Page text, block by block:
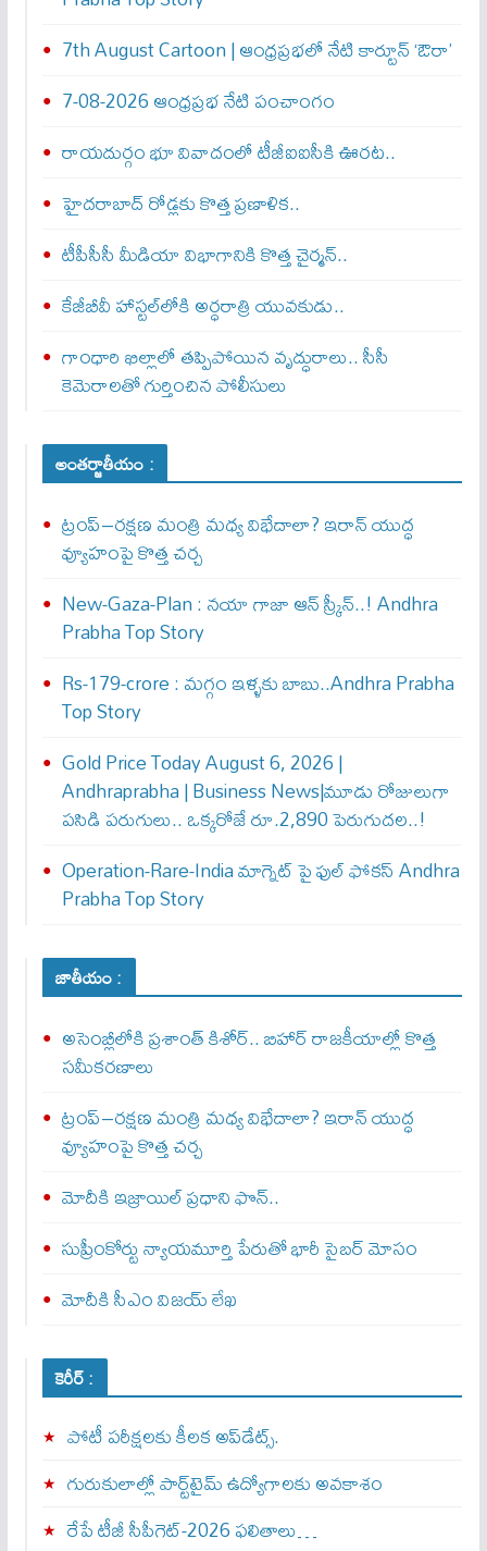
7th August Cartoon | ఆంధ్రప్రభలో నేటి కార్టూన్ ‘ఔరా’
7-08-2026 ఆంధ్రప్రభ నేటి పంచాంగం
రాయదుర్గం భూ వివాదంలో టీజీఐఐసీకి ఊరట..
హైదరాబాద్ రోడ్లకు కొత్త ప్రణాళిక..
టీపీసీసీ మీడియా విభాగానికి కొత్త చైర్మన్..
కేజీబీవీ హాస్టల్‌లోకి అర్ధరాత్రి యువకుడు..
గాంధారి ఖిల్లాలో తప్పిపోయిన వృద్ధురాలు.. సీసీ
కెమెరాలతో గుర్తించిన పోలీసులు
అంతర్జాతీయం :
ట్రంప్–రక్షణ మంత్రి మధ్య విభేదాలా? ఇరాన్ యుద్ధ
వ్యూహంపై కొత్త చర్చ
New-Gaza-Plan : న‌యా గాజా ఆన్ స్క్రీన్‌..! Andhra
Prabha Top Story
Rs-179-crore : మ‌గ్గం ఇళ్ళ‌కు బాబు..Andhra Prabha
Top Story
Gold Price Today August 6, 2026 |
Andhraprabha | Business News|మూడు రోజులుగా
పసిడి పరుగులు.. ఒక్కరోజే రూ.2,890 పెరుగుద‌ల‌..!
Operation-Rare-India మాగ్నెట్ పై ఫుల్ ఫోక‌స్ Andhra
Prabha Top Story
జాతీయం :
అసెంబ్లీలోకి ప్రశాంత్ కిశోర్.. బిహార్ రాజకీయాల్లో కొత్త
సమీకరణాలు
ట్రంప్–రక్షణ మంత్రి మధ్య విభేదాలా? ఇరాన్ యుద్ధ
వ్యూహంపై కొత్త చర్చ
మోదీకి ఇజ్రాయిల్ ప్ర‌ధాని ఫొన్..
సుప్రీంకోర్టు న్యాయమూర్తి పేరుతో భారీ సైబర్ మోసం
మోదీకి సీఎం విజయ్ లేఖ
కెరీర్ :
పోటీ పరీక్షలకు కీలక అప్‌డేట్స్.
గురుకులాల్లో పార్ట్‌టైమ్ ఉద్యోగాలకు అవకాశం
రేపే టీజీ సీపీగెట్‌-2026 ఫలితాలు…